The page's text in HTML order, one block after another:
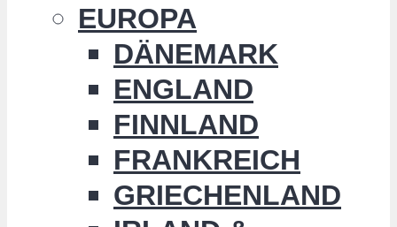
EUROPA
DÄNEMARK
ENGLAND
FINNLAND
FRANKREICH
GRIECHENLAND